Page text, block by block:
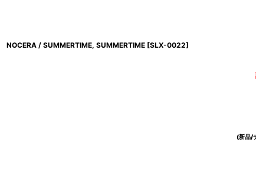
NOCERA / SUMMERTIME, SUMMERTIME [SLX-0022]
(新品/